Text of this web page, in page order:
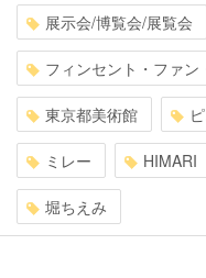
展示会/博覧会/展覧会
フィンセント・ファン
東京都美術館
ミレー HIMARI
堀ちえみ